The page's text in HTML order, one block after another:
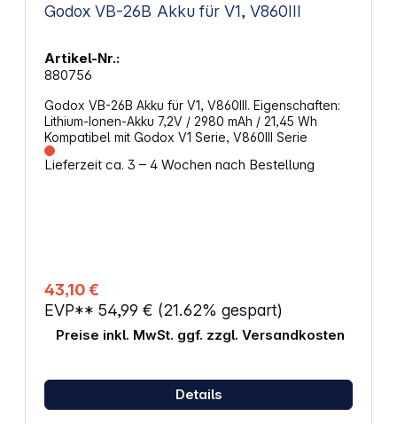
Godox VB-26B Akku für V1, V860III
Artikel-Nr.:
880756
Godox VB-26B Akku für V1, V860III. Eigenschaften:
Lithium-Ionen-Akku 7,2V / 2980 mAh / 21,45 Wh
Kompatibel mit Godox V1 Serie, V860III Serie
Lieferzeit ca. 3 – 4 Wochen nach Bestellung
43,10 €
EVP** 54,99 € (21.62% gespart)
Preise inkl. MwSt. ggf. zzgl. Versandkosten
Details